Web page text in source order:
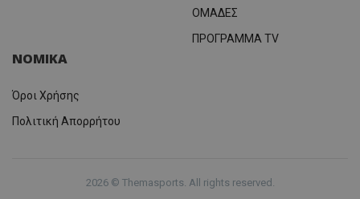
ΟΜΑΔΕΣ
ΠΡΟΓΡΑΜΜΑ TV
ΝΟΜΙΚΑ
Όροι Χρήσης
Πολιτική Απορρήτου
2026 © Themasports. All rights reserved.